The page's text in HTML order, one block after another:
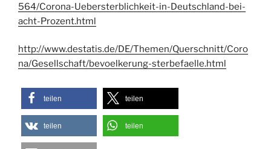
564/Corona-Uebersterblichkeit-in-Deutschland-bei-
acht-Prozent.html
http://www.destatis.de/DE/Themen/Querschnitt/Coro
na/Gesellschaft/bevoelkerung-sterbefaelle.html
teilen teilen
teilen teilen